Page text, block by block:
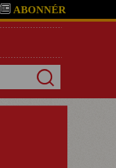
ABONNÉR